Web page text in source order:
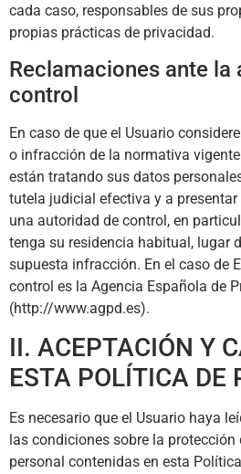
cada caso, responsables de sus
propias prácticas de privacidad.
Reclamaciones ante la
control
En caso de que el Usuario
o infracción de la normativa
están tratando sus datos
tutela judicial efectiva y a
una autoridad de control, en
tenga su residencia habitual, lugar
supuesta infracción. En el caso de
control es la Agencia Española de
(http://www.agpd.es).
II. ACEPTACIÓN Y
ESTA POLÍTICA DE
Es necesario que el Usuario haya
las condiciones sobre la
personal contenidas en esta